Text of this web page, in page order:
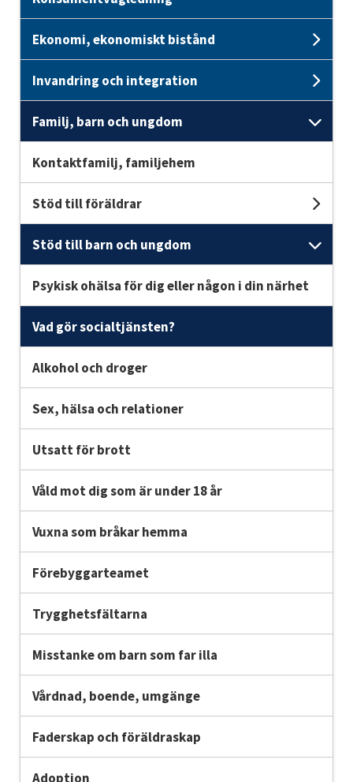
Ekonomi, ekonomiskt bistånd
Invandring och integration
Familj, barn och ungdom
Kontaktfamilj, familjehem
Stöd till föräldrar
Stöd till barn och ungdom
Psykisk ohälsa för dig eller någon i din närhet
Vad gör socialtjänsten?
Alkohol och droger
Sex, hälsa och relationer
Utsatt för brott
Våld mot dig som är under 18 år
Vuxna som bråkar hemma
Förebyggarteamet
Trygghetsfältarna
Misstanke om barn som far illa
Vårdnad, boende, umgänge
Faderskap och föräldraskap
Adoption